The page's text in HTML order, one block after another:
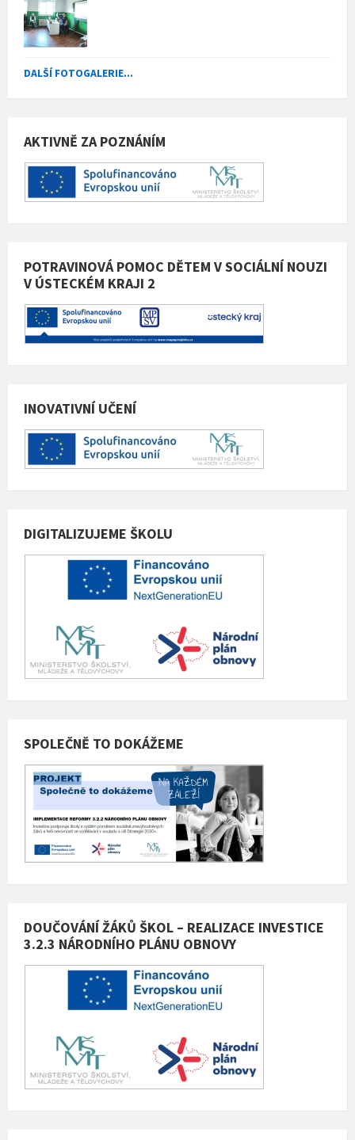
DALŠÍ FOTOGALERIE...
AKTIVNĚ ZA POZNÁNÍM
POTRAVINOVÁ POMOC DĚTEM V SOCIÁLNÍ NOUZI
V ÚSTECKÉM KRAJI 2
INOVATIVNÍ UČENÍ
DIGITALIZUJEME ŠKOLU
SPOLEČNĚ TO DOKÁŽEME
DOUČOVÁNÍ ŽÁKŮ ŠKOL – REALIZACE INVESTICE
3.2.3 NÁRODNÍHO PLÁNU OBNOVY